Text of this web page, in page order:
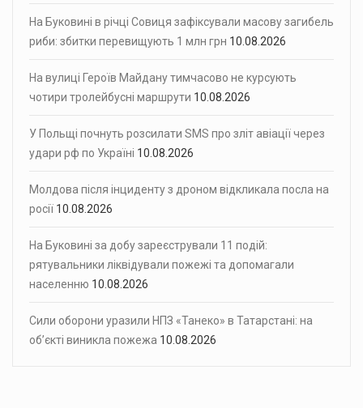
На Буковині в річці Совиця зафіксували масову загибель
риби: збитки перевищують 1 млн грн 10.08.2026
На вулиці Героїв Майдану тимчасово не курсують
чотири тролейбусні маршрути 10.08.2026
У Польщі почнуть розсилати SMS про зліт авіації через
удари рф по Україні 10.08.2026
Молдова після інциденту з дроном відкликала посла на
росії 10.08.2026
На Буковині за добу зареєстрували 11 подій:
рятувальники ліквідували пожежі та допомагали
населенню 10.08.2026
Сили оборони уразили НПЗ «Танеко» в Татарстані: на
об’єкті виникла пожежа 10.08.2026